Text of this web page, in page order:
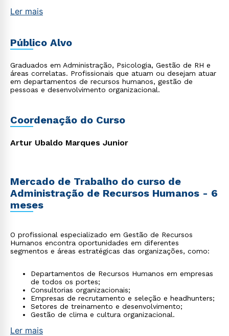
Ler mais
Público Alvo
Graduados em Administração, Psicologia, Gestão de RH e
áreas correlatas. Profissionais que atuam ou desejam atuar
em departamentos de recursos humanos, gestão de
pessoas e desenvolvimento organizacional.
Coordenação do Curso
Artur Ubaldo Marques Junior
Mercado de Trabalho do curso de
Administração de Recursos Humanos - 6
meses
O profissional especializado em Gestão de Recursos
Humanos encontra oportunidades em diferentes
segmentos e áreas estratégicas das organizações, como:
Departamentos de Recursos Humanos em empresas
de todos os portes;
Consultorias organizacionais;
Empresas de recrutamento e seleção e headhunters;
Setores de treinamento e desenvolvimento;
Gestão de clima e cultura organizacional.
Ler mais